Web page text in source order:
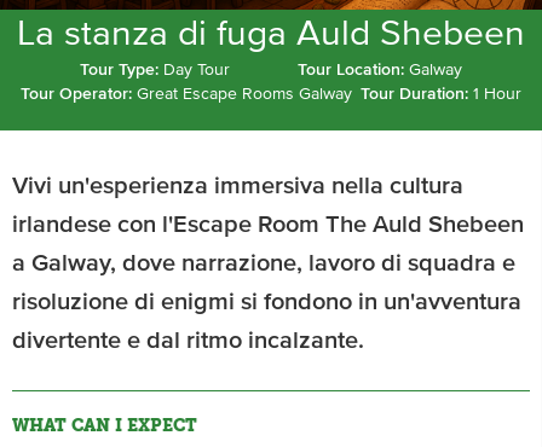
La stanza di fuga Auld Shebeen
Tour Type: Day Tour Tour Location: Galway
Tour Operator: Great Escape Rooms Galway Tour Duration: 1 Hour
Vivi un'esperienza immersiva nella cultura
irlandese con l'Escape Room The Auld Shebeen
a Galway, dove narrazione, lavoro di squadra e
risoluzione di enigmi si fondono in un'avventura
divertente e dal ritmo incalzante.
WHAT CAN I EXPECT